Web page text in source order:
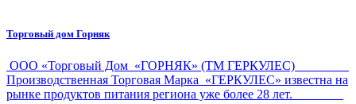
Торговый дом Горняк
ООО «Торговый Дом «ГОРНЯК» (ТМ ГЕРКУЛЕС)
Производственная Торговая Марка «ГЕРКУЛЕС» известна на
рынке продуктов питания региона уже более 28 лет.